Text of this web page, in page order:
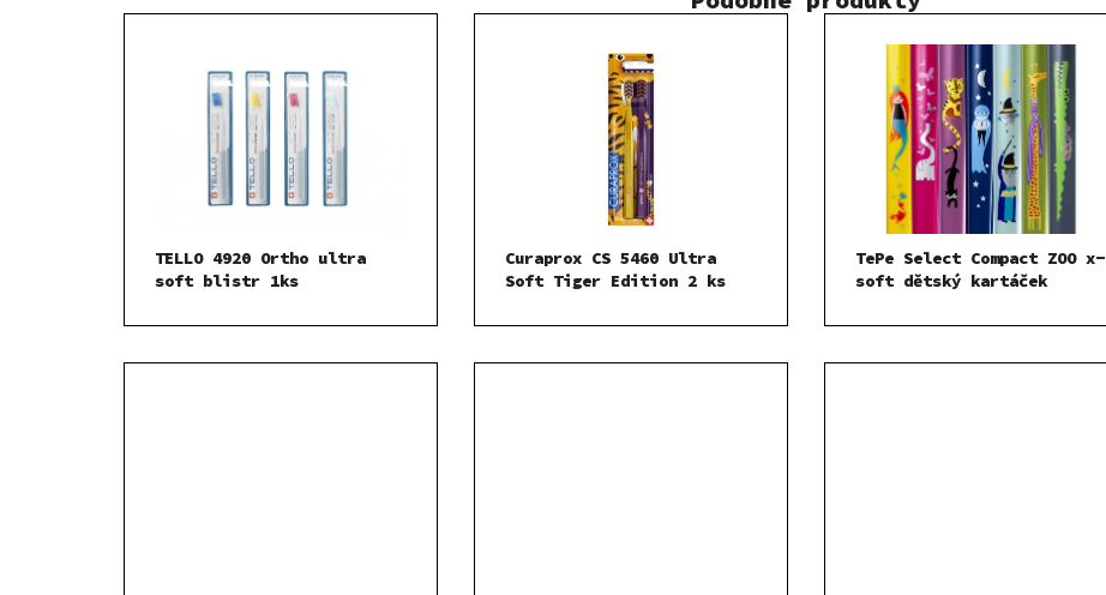
TELLO 4920 Ortho ultra
soft blistr 1ks
Curaprox CS 5460 Ultra
Soft Tiger Edition 2 ks
TePe Select Compact ZOO x-
soft dětský kartáček